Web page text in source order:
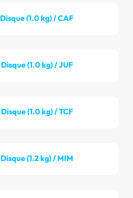
Disque (1.0 kg) / CAF
Disque (1.0 kg) / JUF
Disque (1.0 kg) / TCF
Disque (1.2 kg) / MIM